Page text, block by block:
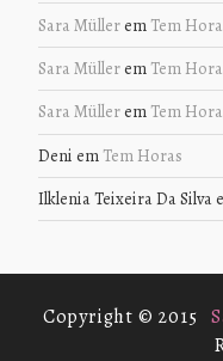
Sara Müllerem Tem
Sara Müllerem Tem
Sara Müllerem Tem
Deni em Tem Horas
Ilklenia Teixeira Da Silva
Copyright © 2015